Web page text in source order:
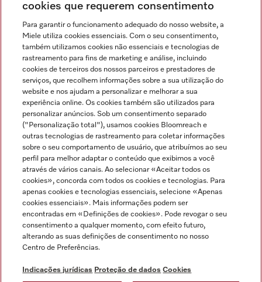
Indicações jurídicas
Condições gerais
Proteção de dados
Condições de utilização
Canal de Ética
Formulário de livre resolução
Miele no Instagram
Miele no Facebook
Miele no Youtube
cookies que requerem consentimento
Para garantir o funcionamento adequado do nosso website, a
Miele utiliza cookies essenciais. Com o seu consentimento,
também utilizamos cookies não essenciais e tecnologias de
rastreamento para fins de marketing e análise, incluindo
cookies de terceiros dos nossos parceiros e prestadores de
serviços, que recolhem informações sobre a sua utilização do
website e nos ajudam a personalizar e melhorar a sua
experiência online. Os cookies também são utilizados para
personalizar anúncios. Sob um consentimento separado
("Personalização total"), usamos cookies Bloomreach e
outras tecnologias de rastreamento para coletar informações
sobre o seu comportamento de usuário, que atribuímos ao seu
perfil para melhor adaptar o conteúdo que exibimos a você
através de vários canais. Ao selecionar «Aceitar todos os
cookies», concorda com todos os cookies e tecnologias. Para
apenas cookies e tecnologias essenciais, selecione «Apenas
cookies essenciais». Mais informações podem ser
encontradas em «Definições de cookies». Pode revogar o seu
consentimento a qualquer momento, com efeito futuro,
alterando as suas definições de consentimento no nosso
Centro de Preferências.
Indicações jurídicas Proteção de dados Cookies